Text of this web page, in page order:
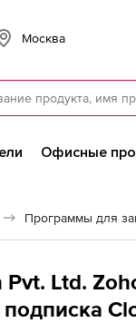
Москва
Офисные
Программы для
Ltd.